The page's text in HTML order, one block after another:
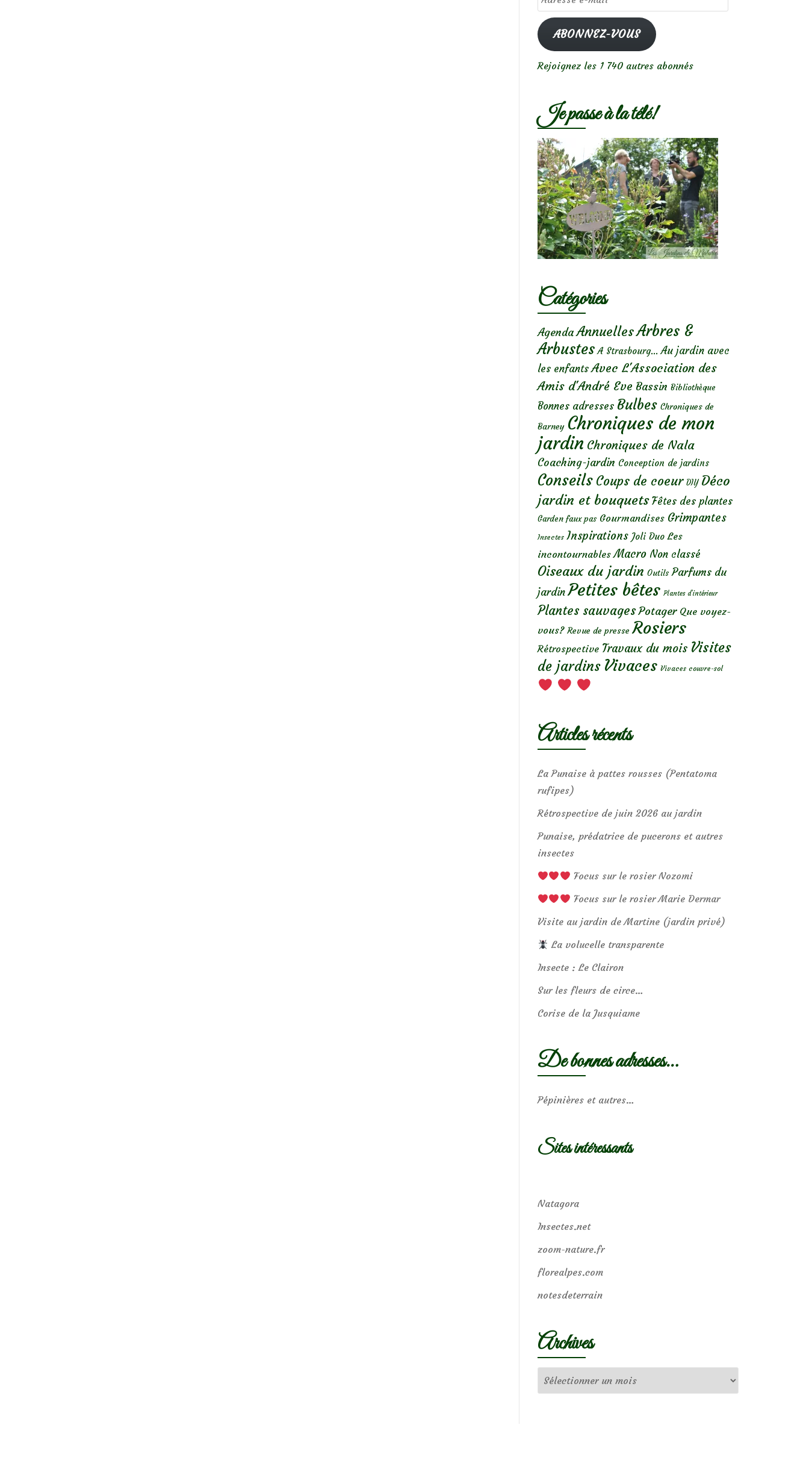
e-
mailABONNEZ-VOUS
Rejoignez les 1 740 autres abonnés
Je passe à la télé!
Catégories
Agenda AnnuellesArbres &
Arbustes A Strasbourg... Au jardin avec
les enfants Avec L'Association des
Amis d'André Eve Bassin Bibliothèque
Bonnes adresses Bulbes Chroniques de
Barney Chroniques de mon
jardin Chroniques de Nala
Coaching-jardin Conception de jardins
Conseils Coups de coeur DIY Déco
jardin et bouquets Fêtes des plantes
Garden faux pas Gourmandises Grimpantes
Insectes Inspirations Joli Duo Les
incontournables Macro Non classé
Oiseaux du jardin Outils Parfums du
jardin Petites bêtes Plantes d’intérieur
Plantes sauvages Potager Que voyez-
vous? Revue de presse Rosiers
Rétrospective Travaux du mois Visites
de jardins Vivaces Vivaces couvre-sol
Articles récents
La Punaise à pattes rousses (Pentatoma
rufipes)
Rétrospective de juin 2026 au jardin
Punaise, prédatrice de pucerons et autres
insectes
Focus sur le rosier Nozomi
Focus sur le rosier Marie Dermar
Visite au jardin de Martine (jardin privé)
La volucelle transparente
Insecte : Le Clairon
Sur les fleurs de circe…
Corise de la Jusquiame
De bonnes adresses…
Pépinières et autres…
Sites intéressants
Natagora
Insectes.net
zoom-nature.fr
florealpes.com
notesdeterrain
Archives
Archives